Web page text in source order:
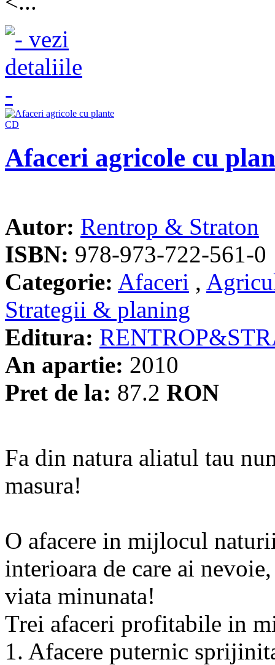
Afaceri agricole cu
Autor: Rentrop & Straton
ISBN: 978-973-722-561-0
Categorie: Afaceri ,
Strategii & planing
Editura:
An apartie: 2010
Pret de la: 87.2 RON
Fa din natura aliatul tau
masura!
O afacere in mijlocul
interioara de care ai
viata minunata!
Trei afaceri profitabile in
1. Afacere puternic